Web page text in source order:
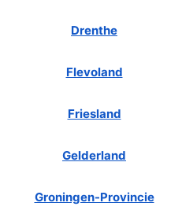
Drenthe
Flevoland
Friesland
Gelderland
Groningen-Provincie